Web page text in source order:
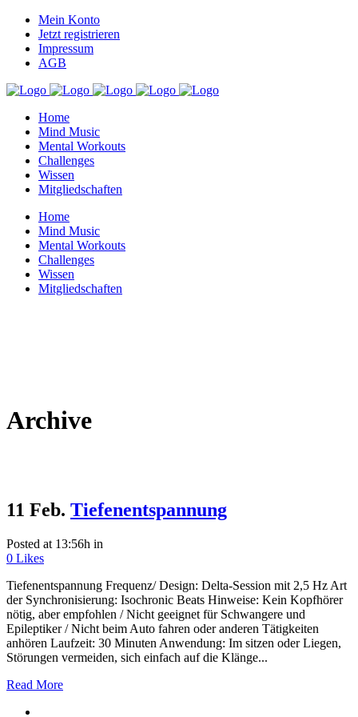
Mein Konto
Jetzt registrieren
Impressum
AGB
Home
Mind Music
Mental Workouts
Challenges
Wissen
Mitgliedschaften
Home
Mind Music
Mental Workouts
Challenges
Wissen
Mitgliedschaften
Archive
11 Feb. Tiefenentspannung
Posted at 13:56h in
0 Likes
Tiefenentspannung Frequenz/ Design: Delta-Session mit 2,5 Hz Art
der Synchronisierung: Isochronic Beats Hinweise: Kein Kopfhörer
nötig, aber empfohlen / Nicht geeignet für Schwangere und
Epileptiker / Nicht beim Auto fahren oder anderen Tätigkeiten
anhören Laufzeit: 30 Minuten Anwendung: Im sitzen oder Liegen,
Störungen vermeiden, sich einfach auf die Klänge...
Read More